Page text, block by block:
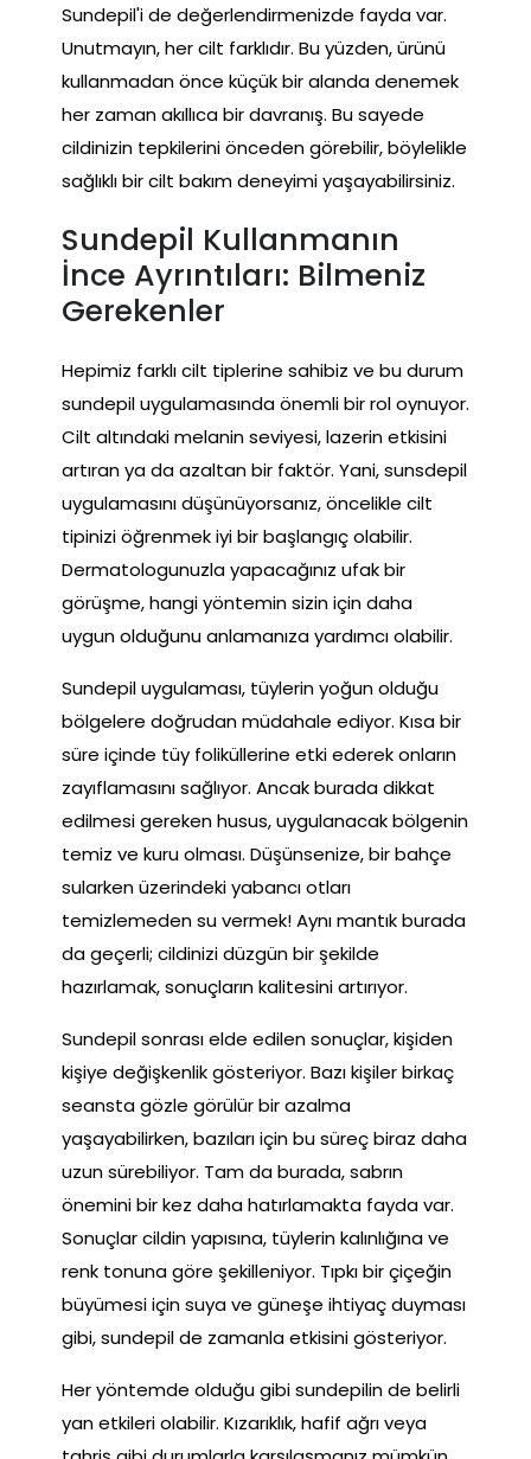
Sundepil'i de değerlendirmenizde fayda var.
Unutmayın, her cilt farklıdır. Bu yüzden, ürünü
kullanmadan önce küçük bir alanda denemek
her zaman akıllıca bir davranış. Bu sayede
cildinizin tepkilerini önceden görebilir, böylelikle
sağlıklı bir cilt bakım deneyimi yaşayabilirsiniz.
Sundepil Kullanmanın
İnce Ayrıntıları: Bilmeniz
Gerekenler
Hepimiz farklı cilt tiplerine sahibiz ve bu durum
sundepil uygulamasında önemli bir rol oynuyor.
Cilt altındaki melanin seviyesi, lazerin etkisini
artıran ya da azaltan bir faktör. Yani, sunsdepil
uygulamasını düşünüyorsanız, öncelikle cilt
tipinizi öğrenmek iyi bir başlangıç olabilir.
Dermatologunuzla yapacağınız ufak bir
görüşme, hangi yöntemin sizin için daha
uygun olduğunu anlamanıza yardımcı olabilir.
Sundepil uygulaması, tüylerin yoğun olduğu
bölgelere doğrudan müdahale ediyor. Kısa bir
süre içinde tüy foliküllerine etki ederek onların
zayıflamasını sağlıyor. Ancak burada dikkat
edilmesi gereken husus, uygulanacak bölgenin
temiz ve kuru olması. Düşünsenize, bir bahçe
sularken üzerindeki yabancı otları
temizlemeden su vermek! Aynı mantık burada
da geçerli; cildinizi düzgün bir şekilde
hazırlamak, sonuçların kalitesini artırıyor.
Sundepil sonrası elde edilen sonuçlar, kişiden
kişiye değişkenlik gösteriyor. Bazı kişiler birkaç
seansta gözle görülür bir azalma
yaşayabilirken, bazıları için bu süreç biraz daha
uzun sürebiliyor. Tam da burada, sabrın
önemini bir kez daha hatırlamakta fayda var.
Sonuçlar cildin yapısına, tüylerin kalınlığına ve
renk tonuna göre şekilleniyor. Tıpkı bir çiçeğin
büyümesi için suya ve güneşe ihtiyaç duyması
gibi, sundepil de zamanla etkisini gösteriyor.
Her yöntemde olduğu gibi sundepilin de belirli
yan etkileri olabilir. Kızarıklık, hafif ağrı veya